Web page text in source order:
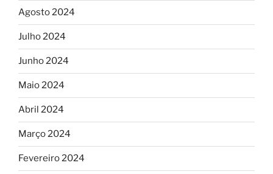
Agosto 2024
Julho 2024
Junho 2024
Maio 2024
Abril 2024
Março 2024
Fevereiro 2024